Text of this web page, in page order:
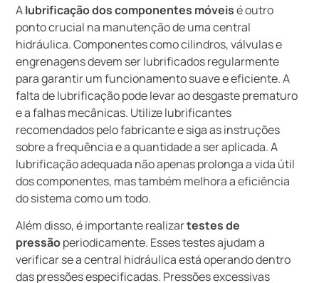
Alubrificação dos componentes móveisé outro
ponto crucial na manutenção de uma central
hidráulica. Componentes como cilindros, válvulas e
engrenagens devem ser lubrificados regularmente
para garantir um funcionamento suave e eficiente. A
falta de lubrificação pode levar ao desgaste prematuro
e a falhas mecânicas. Utilize lubrificantes
recomendados pelo fabricante e siga as instruções
sobre a frequência e a quantidade a ser aplicada. A
lubrificação adequada não apenas prolonga a vida útil
dos componentes, mas também melhora a eficiência
do sistema como um todo.
Além disso, é importante realizartestes de
pressãoperiodicamente. Esses testes ajudam a
verificar se a central hidráulica está operando dentro
das pressões especificadas. Pressões excessivas